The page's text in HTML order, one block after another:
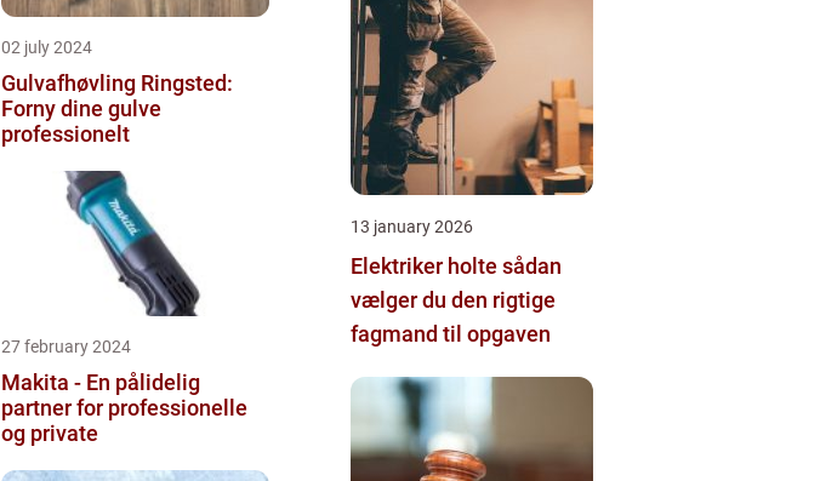
02 july 2024
Gulvafhøvling Ringsted:
Forny dine gulve
professionelt
27 february 2024
Makita - En pålidelig
partner for professionelle
og private
13 january 2026
Elektriker holte sådan
vælger du den rigtige
fagmand til opgaven